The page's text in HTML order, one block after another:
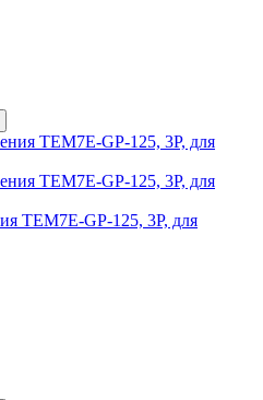
TEM7E-GP-125, 3P, для